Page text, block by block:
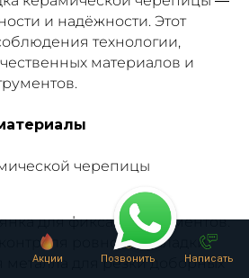
Акции Позвонить Написать
и надёжности. Этот
технологии,
материалов и
черепицы
для фиксации элементов.
ровности укладки.
для резки доборных